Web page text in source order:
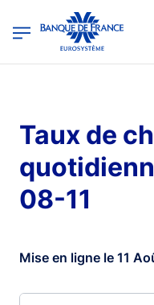
Banque de France - Menu
Taux de
08-11
Mise en ligne le 11